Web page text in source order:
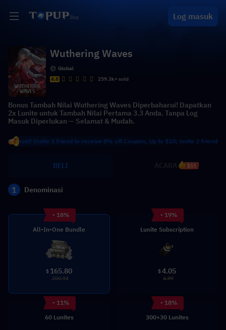
Log masuk
Wuthering Waves
Global
4.8
259.3k+ sold
Bonus Tambah Nilai Wuthering Waves Diperbaharui! Dapatkan
2x Lunite untuk Tambah Nilai Pertama 3.3 Anda. Tanpa Log
Masuk Diperlukan — Selamat & Mudah.
Invite 1 friend to receive 8% off Coupon, Up to $10; invite 2 friends to
BELI $55
1 Denominasi
- 18%
All-In-One Bundle
$ 165.80
200.94
- 19%
Lunite Subscription
$4.05
4.99
- 11%
60 Lunites
- 18%
300+30 Lunites